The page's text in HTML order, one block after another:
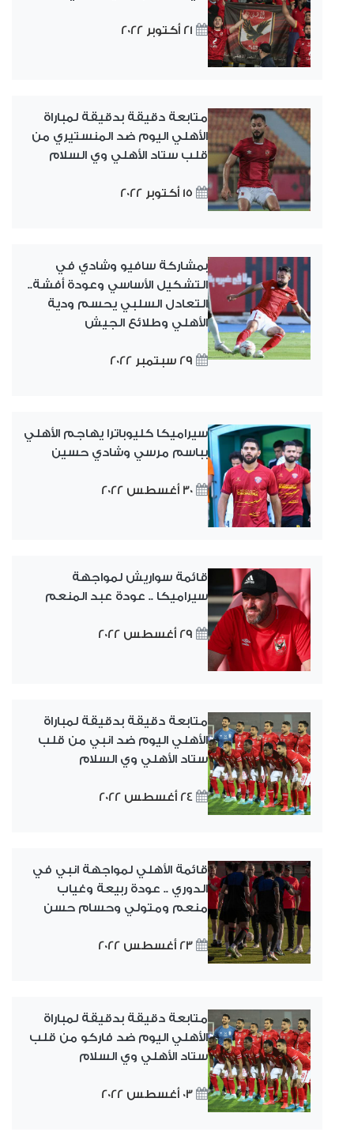
21 أكتوبر 2022
متابعة دقيقة بدقيقة لمباراة
الأهلي اليوم ضد المنستيري من
قلب ستاد الأهلي وي السلام
15 أكتوبر 2022
بمشاركة سافيو وشادي في
التشكيل الأساسي وعودة أفشة..
التعادل السلبي يحسم ودية
الأهلي وطلائع الجيش
29 سبتمبر 2022
سيراميكا كليوباترا يهاجم الأهلي
بباسم مرسي وشادي حسين
30 أغسطس 2022
قائمة سواريش لمواجهة
سيراميكا .. عودة عبد المنعم
29 أغسطس 2022
متابعة دقيقة بدقيقة لمباراة
الأهلي اليوم ضد انبي من قلب
ستاد الأهلي وي السلام
24 أغسطس 2022
قائمة الأهلي لمواجهة انبي في
الدوري .. عودة ربيعة وغياب
منعم ومتولي وحسام حسن
23 أغسطس 2022
متابعة دقيقة بدقيقة لمباراة
الأهلي اليوم ضد فاركو من قلب
ستاد الأهلي وي السلام
03 أغسطس 2022